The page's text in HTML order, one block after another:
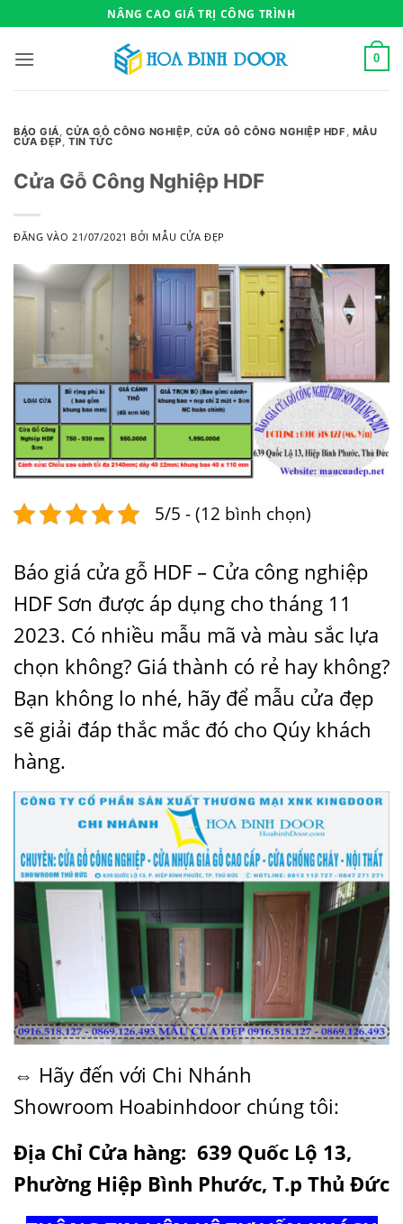
qua
nội
NÂNG CAO GIÁ TRỊ CÔNG TRÌNH
0
BÁO GIÁ,CỬA GỖ CÔNG NGHIỆP,CỬA GỖ CÔNG NGHIỆP HDF , MẪU
CỬA ĐẸP,TIN TỨC
Cửa Gỗ Công Nghiệp HDF
ĐĂNG VÀO 21/07/2021 BỞI MẪU CỬA ĐẸP
5/5 - (12 bình chọn)
Báo giá cửa gỗ HDF – Cửa công nghiệp
HDF Sơn được áp dụng cho tháng 11
2023. Có nhiều mẫu mã và màu sắc lựa
chọn không? Giá thành có rẻ hay không?
Bạn không lo nhé, hãy để mẫu cửa đẹp
sẽ giải đáp thắc mắc đó cho Qúy khách
hàng.
⇔ Hãy đến với Chi Nhánh
Showroom Hoabinhdoor chúng tôi:
Địa Chỉ Cửa hàng: 639 Quốc Lộ 13,
Phường Hiệp Bình Phước, T.p Thủ Đức